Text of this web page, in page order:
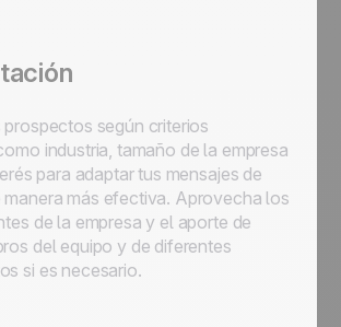
según criterios
industria, tamaño de la empresa
para adaptar tus mensajes de
manera más efectiva. Aprovecha los
de la empresa y el aporte de
del equipo y de diferentes
si es necesario.